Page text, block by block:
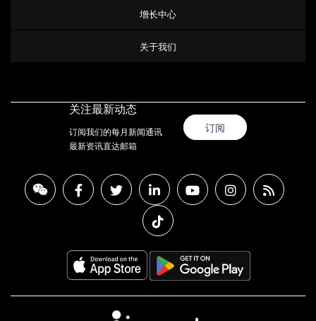
增长中心
关于我们
关注最新动态
订阅我们的每月新闻通讯
最新资讯直达邮箱
订阅